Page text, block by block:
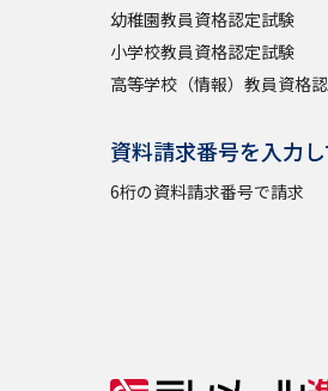
幼稚園教員資格認定試験
小学校教員資格認定試験
高等学校（情報）教員資格
資料請求番号を入力
6桁の資料請求番号で請求